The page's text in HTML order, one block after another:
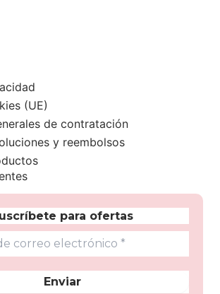
(UE)
de contratación
y reembolsos
para ofertas